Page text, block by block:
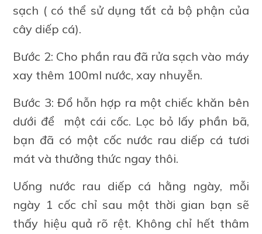
sạch ( có thể sử dụng tất cả bộ phận của
cây diếp cá).
Bước 2: Cho phần rau đã rửa sạch vào máy
xay thêm 100ml nước, xay nhuyễn.
Bước 3: Đổ hỗn hợp ra một chiếc khăn bên
dưới để một cái cốc. Lọc bỏ lấy phần bã,
bạn đã có một cốc nước rau diếp cá tươi
mát và thưởng thức ngay thôi.
Uống nước rau diếp cá hằng ngày, mỗi
ngày 1 cốc chỉ sau một thời gian bạn sẽ
thấy hiệu quả rõ rệt. Không chỉ hết thâm